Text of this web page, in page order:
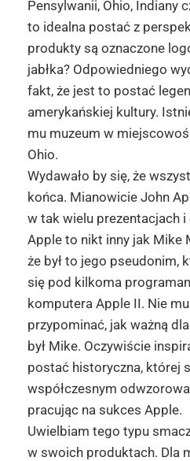
Pensylwanii, Ohio, Indiany
to idealna postać z
produkty są oznaczone
jabłka? Odpowiedniego
fakt, że jest to postać
amerykańskiej kultury.
mu muzeum w
Ohio.
Wydawało by się, że
końca. Mianowicie John
w tak wielu prezentacjach
Apple to nikt inny jak Mike
że był to jego pseudonim,
się pod kilkoma
komputera Apple II. Nie
przypominać, jak ważną
był Mike. Oczywiście
postać historyczna, której
współczesnym
pracując na sukces Apple.
Uwielbiam tego typu
w swoich produktach. Dla